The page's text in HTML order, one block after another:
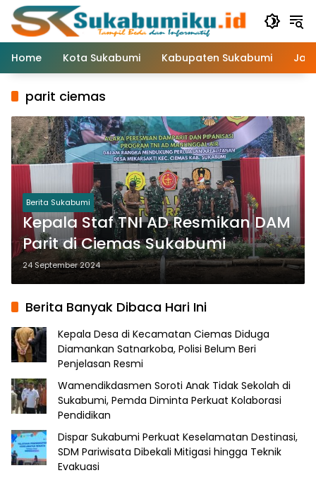
Langsung
konten
Home
Kota Sukabumi Kabupaten Sukabumi
parit ciemas
Berita Sukabumi
Kepala Staf TNI AD Resmikan DAM
Parit di Ciemas Sukabumi
24 September 2024
Berita Banyak Dibaca Hari Ini
Kepala Desa di Kecamatan Ciemas Diduga
Diamankan Satnarkoba, Polisi Belum Beri
Penjelasan Resmi
Wamendikdasmen Soroti Anak Tidak Sekolah di
Sukabumi, Pemda Diminta Perkuat Kolaborasi
Pendidikan
Dispar Sukabumi Perkuat Keselamatan Destinasi,
SDM Pariwisata Dibekali Mitigasi hingga Teknik
Evakuasi